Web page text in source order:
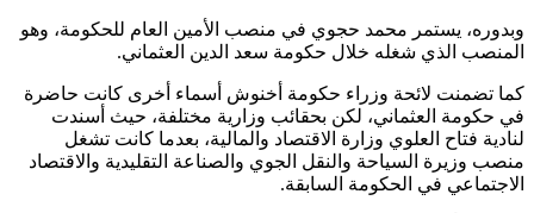
وبدوره، يستمر محمد حجوي في منصب الأمين العام للحكومة، وهو
المنصب الذي شغله خلال حكومة سعد الدين العثماني.
كما تضمنت لائحة وزراء حكومة أخنوش أسماء أخرى كانت حاضرة
في حكومة العثماني، لكن بحقائب وزارية مختلفة، حيث أسندت
لنادية فتاح العلوي وزارة الاقتصاد والمالية، بعدما كانت تشغل
منصب وزيرة السياحة والنقل الجوي والصناعة التقليدية والاقتصاد
الاجتماعي في الحكومة السابقة.